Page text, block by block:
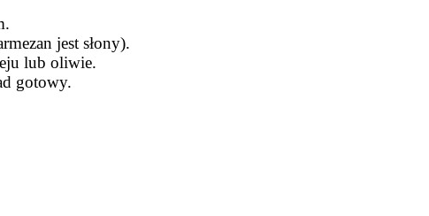
jest słony).
lub oliwie.
gotowy.